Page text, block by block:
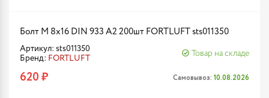
Болт М 8х16 DIN 933 A2 200шт FORTLUFT sts011350
Артикул: sts011350
Бренд: FORTLUFT
Товар на складе
620 ₽ Самовывоз: 10.08.2026